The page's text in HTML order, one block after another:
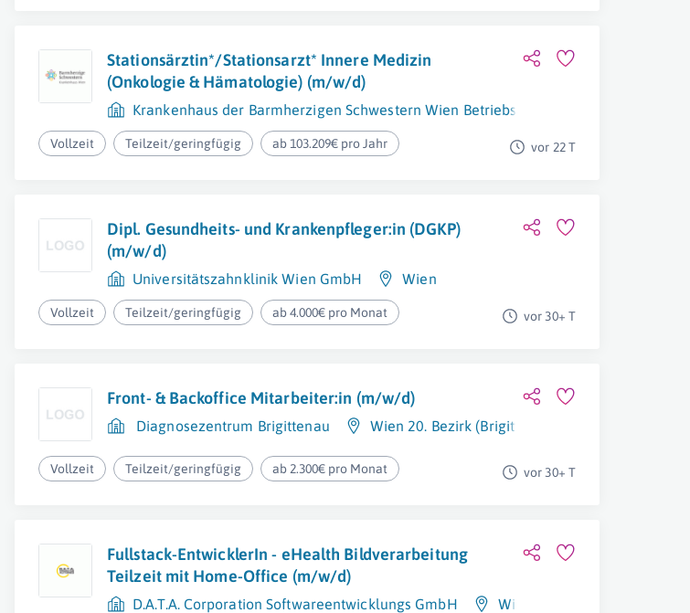
Stationsärztin*/Stationsarzt* Innere Medizin
(Onkologie & Hämatologie) (m/w/d)
Krankenhaus der Barmherzigen Schwestern Wien Betriebsgesellschaft m.b.H.
Vollzeit Teilzeit/geringfügig ab 103.209€ pro Jahr vor 22 T
Dipl. Gesundheits- und Krankenpfleger:in (DGKP)
(m/w/d)
Universitätszahnklinik Wien GmbH Wien
Vollzeit Teilzeit/geringfügig ab 4.000€ pro Monat vor 30+ T
Front- & Backoffice Mitarbeiter:in (m/w/d)
Diagnosezentrum Brigittenau Wien 20. Bezirk (Brigittenau)
Vollzeit Teilzeit/geringfügig ab 2.300€ pro Monat vor 30+ T
Fullstack-EntwicklerIn - eHealth Bildverarbeitung
Teilzeit mit Home-Office (m/w/d)
D.A.T.A. Corporation Softwareentwicklungs GmbH Wien